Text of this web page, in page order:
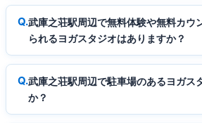
武庫之荘駅周辺で無料体験や無料カウ
られるヨガスタジオはありますか？
武庫之荘駅周辺で駐車場のあるヨガス
か？